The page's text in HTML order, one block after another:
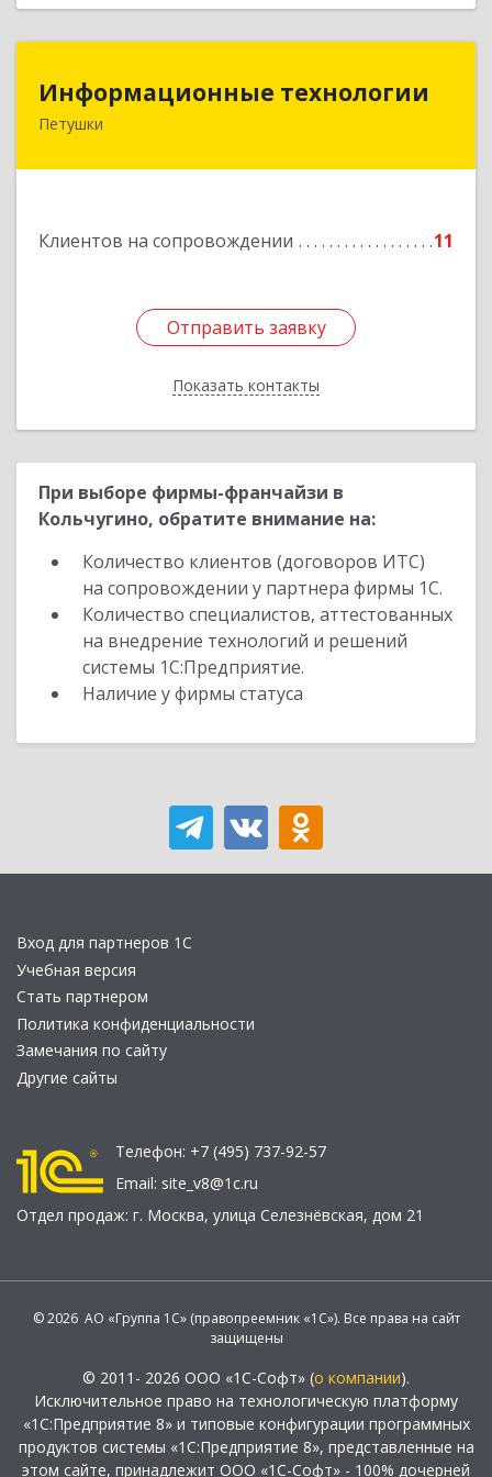
Информационные технологии
Петушки
Клиентов на сопровождении 11
Отправить заявку
Показать контакты
Информационные технологии
Отправить заявку
Назад
При выборе фирмы-франчайзи в
Кольчугино, обратите внимание на:
Количество клиентов (договоров ИТС)
на сопровождении у партнера фирмы 1С.
Количество специалистов, аттестованных
на внедрение технологий и решений
системы 1С:Предприятие.
Наличие у фирмы статуса
Вход для партнеров 1С
Учебная версия
Стать партнером
Политика конфиденциальности
Замечания по сайту
Другие сайты
Телефон: +7 (495) 737-92-57
Email: site_v8@1c.ru
Отдел продаж: г. Москва, улица Селезнёвская, дом 21
© 2026 АО «Группа 1С» (правопреемник «1С»). Все права на сайт
защищены
© 2011- 2026 ООО «1С-Софт» (о компании).
Исключительное право на технологическую платформу
«1С:Предприятие 8» и типовые конфигурации программных
продуктов системы «1С:Предприятие 8», представленные на
этом сайте, принадлежит ООО «1С-Софт» - 100% дочерней